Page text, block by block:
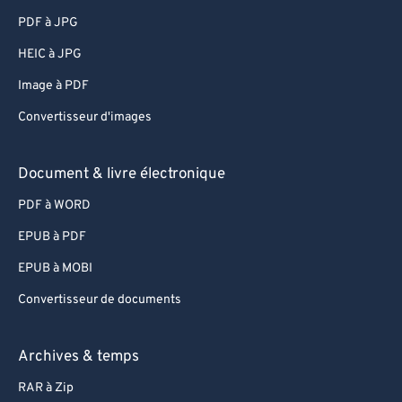
PDF à JPG
HEIC à JPG
Image à PDF
Convertisseur d'images
Document & livre électronique
PDF à WORD
EPUB à PDF
EPUB à MOBI
Convertisseur de documents
Archives & temps
RAR à Zip